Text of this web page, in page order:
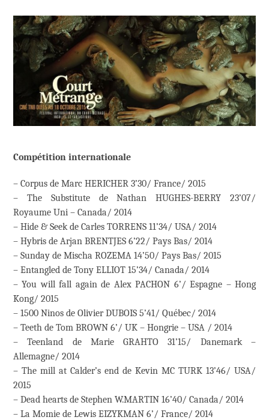
Compétition internationale
– Corpus de Marc HERICHER 3’30/ France/ 2015
– The Substitute de Nathan HUGHES-BERRY 23’07/
Royaume Uni – Canada/ 2014
– Hide & Seek de Carles TORRENS 11’34/ USA/ 2014
– Hybris de Arjan BRENTJES 6’22/ Pays Bas/ 2014
– Sunday de Mischa ROZEMA 14’50/ Pays Bas/ 2015
– Entangled de Tony ELLIOT 15’34/ Canada/ 2014
– You will fall again de Alex PACHON 6’/ Espagne – Hong
Kong/ 2015
– 1500 Ninos de Olivier DUBOIS 5’41/ Québec/ 2014
– Teeth de Tom BROWN 6’/ UK – Hongrie – USA / 2014
– Teenland de Marie GRAHTO 31’15/ Danemark –
Allemagne/ 2014
– The mill at Calder’s end de Kevin MC TURK 13’46/ USA/
2015
– Dead hearts de Stephen W.MARTIN 16’40/ Canada/ 2014
– La Momie de Lewis EIZYKMAN 6’/ France/ 2014